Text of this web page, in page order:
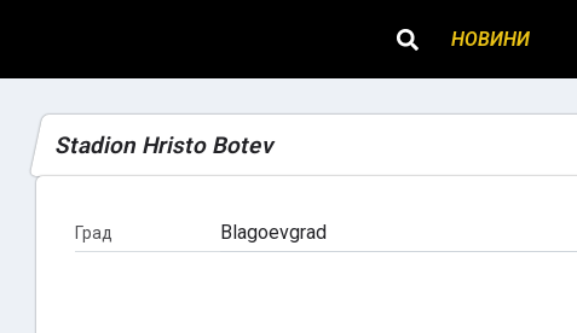
НОВИНИ
Stadion Hristo Botev
Град Blagoevgrad